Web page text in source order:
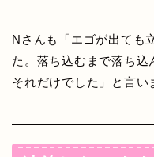
Nさんも「エゴが出ても
た。落ち込むまで落ち込
それだけでした」と言い